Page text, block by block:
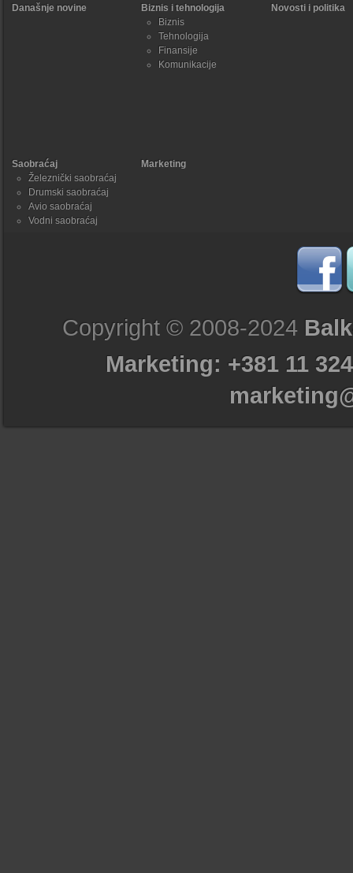
Današnje novine
Biznis i tehnologija
Biznis
Tehnologija
Finansije
Komunikacije
Novosti i politika
Saobraćaj
Železnički saobraćaj
Drumski saobraćaj
Avio saobraćaj
Vodni saobraćaj
Marketing
Copyright © 2008-2024
Marketing: +381 11